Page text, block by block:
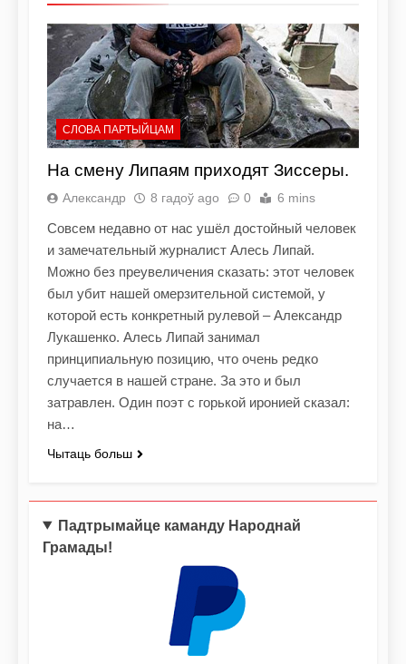
СЛОВА ПАРТЫЙЦАМ
На смену Липаям приходят Зиссеры.
Александр 8 гадоў ago 0 6 mins
Совсем недавно от нас ушёл достойный человек
и замечательный журналист Алесь Липай.
Можно без преувеличения сказать: этот человек
был убит нашей омерзительной системой, у
которой есть конкретный рулевой – Александр
Лукашенко. Алесь Липай занимал
принципиальную позицию, что очень редко
случается в нашей стране. За это и был
затравлен. Один поэт с горькой иронией сказал:
на…
Чытаць больш
Падтрымайце каманду Народнай
Грамады!